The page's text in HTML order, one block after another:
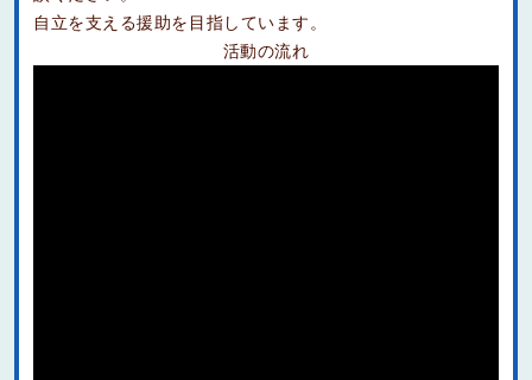
自立を支える援助を目指しています。
活動の流れ